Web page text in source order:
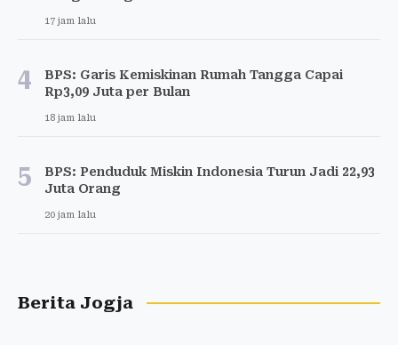
17 jam lalu
4
BPS: Garis Kemiskinan Rumah Tangga Capai
Rp3,09 Juta per Bulan
18 jam lalu
5
BPS: Penduduk Miskin Indonesia Turun Jadi 22,93
Juta Orang
20 jam lalu
Berita Jogja